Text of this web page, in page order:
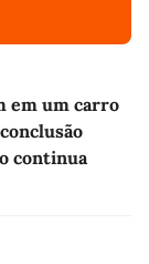
em um carro
continua